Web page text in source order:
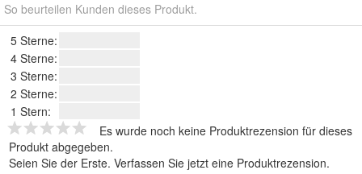
So beurteilen Kunden dieses Produkt.
5 Sterne:
4 Sterne:
3 Sterne:
2 Sterne:
1 Stern:
Es wurde noch keine Produktrezension für dieses
Produkt abgegeben.
Seien Sie der Erste. Verfassen Sie jetzt eine Produktrezension.